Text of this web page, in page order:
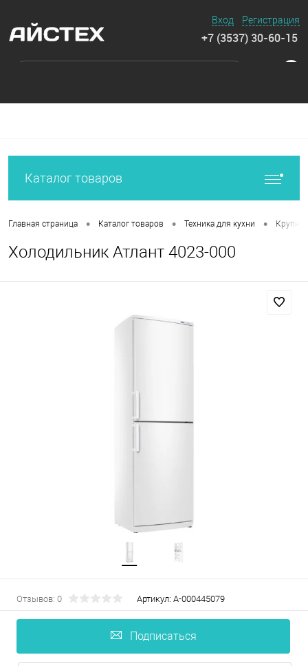
Вход Регистрация
+7 (3537) 30-60-15
Каталог товаров
Главная страница • Каталог товаров • Техника для кухни •
Холодильник Атлант 4023-000
Отзывов: 0 Артикул: А-000445079
Подписаться